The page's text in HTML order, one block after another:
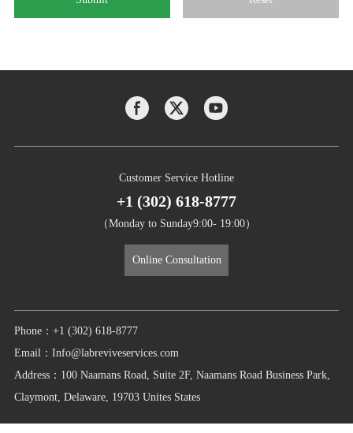
Phone：+1 (302) 618-8777
Email：Info@labreviveservices.com
Address：100 Naamans Road, Suite 2F, Naamans Road Business Park,
Claymont, Delaware, 19703 Unites States
Customer Service Hotline
+1 (302) 618-8777
（Monday to Sunday9:00- 19:00）
Online Consultation